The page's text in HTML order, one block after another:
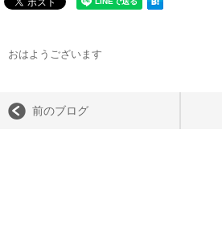
おはようございます
前のブログ